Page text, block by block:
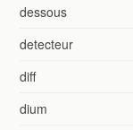
dessous
detecteur
diff
dium